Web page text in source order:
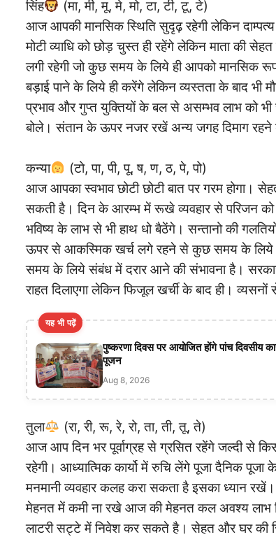
सिंह
(मा, मी, मू, मे, मो, टा, टी, टू, टे)
आज आपकी मानसिक स्थिति सुदृढ़ रहेगी लेकिन
मोटी व्याधि को छोड़ चुस्त ही रहेंगे लेकिन माता की
लगी रहेगी जो कुछ समय के लिये ही आपको मानसिक रूप
बड़ाई पाने के लिये ही करेंगे लेकिन व्यस्तता के बाद भी
प्रभाव और गुप्त युक्तियों के बल से असम्भव लाभ को
बोले। संतान के ऊपर नजर रखें अन्य जगह दिमाग रहने
कन्या
(टो, पा, पी, पू, ष, ण, ठ, पे, पो)
आज आपका स्वभाव छोटी छोटी बात पर गरम
सकती है। दिन के आरम्भ में रूखे व्यवहार से परिजन
भविष्य के लाभ से भी हाथ धो बैठेंगे। सन्तानो की
ऊपर से आकस्मिक खर्च लगे रहने से कुछ समय के लिये
समय के लिये संबंध में दरार आने की संभावना है।
राहत दिलाएगा लेकिन फिजूल खर्ची के बाद ही। व्यसनों
यह भी पढ़ें
पुष्करणा दिवस पर आयोजित होंगे पांच दिवसीय
पूजन
Aug 8, 2026
तुला
(रा, री, रू, रे, रो, ता, ती, तू, ते)
आज आप दिन भर पूर्वाग्रह से ग्रसित रहेंगे जल्दी से
रहेगी। आध्यात्मिक कार्यो में रुचि लेंगे पूजा दैनिक
मनमानी व्यवहार कलह करा सकता है इसका ध्यान रखें।
मेहनत में कमी ना रखे आज की मेहनत कल अवश्य लाभ
लाटरी सट्टे में निवेश कर सकते है। सेहत और घर की